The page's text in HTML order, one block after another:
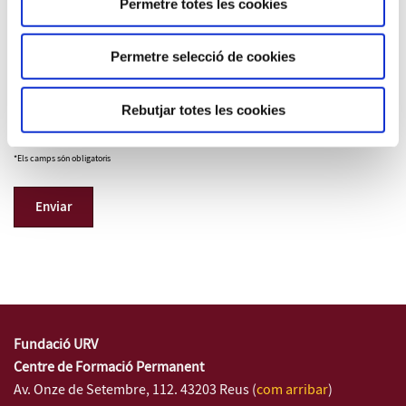
Permetre totes les cookies
Permetre selecció de cookies
Rebutjar totes les cookies
Drets
Accedir a les teves dades, rectificar-les,
suprimir-les, sol·licitar-ne la portabilitat,
oposar-te al tractament i sol·licitar-ne la
limitació.
Informació addicional sobre dades de caràcter personal
*Els camps són obligatoris
Fundació URV
Centre de Formació Permanent
Av. Onze de Setembre, 112. 43203 Reus (com arribar)